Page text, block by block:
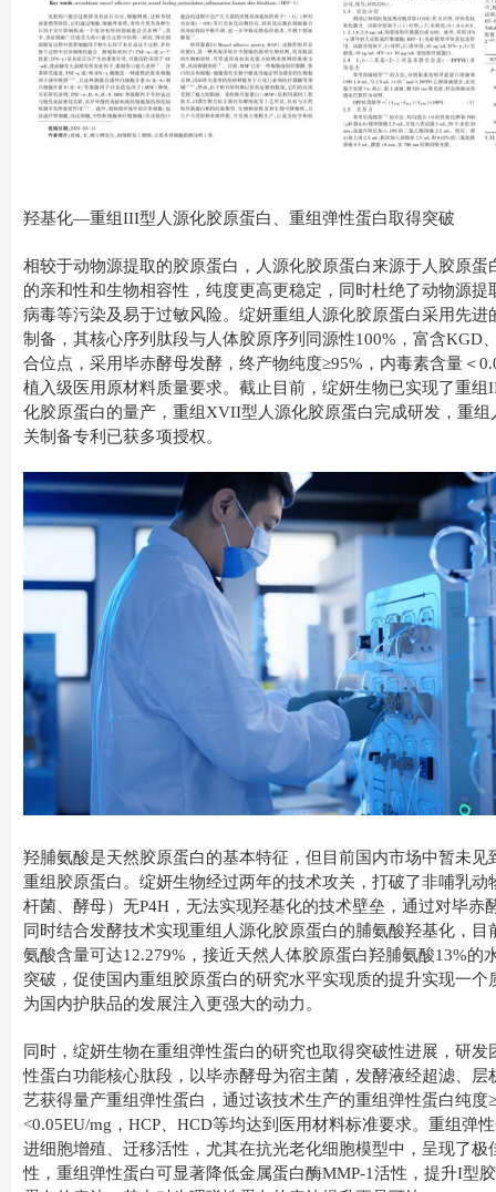
羟基化—重组III型人源化胶原蛋白、重组弹性蛋白取得突破
相较于动物源提取的胶原蛋白，人源化胶原蛋白来源于人胶原蛋
的亲和性和生物相容性，纯度更高更稳定，同时杜绝了动物源提
病毒等污染及易于过敏风险。绽妍重组人源化胶原蛋白采用先进
制备，其核心序列肽段与人体胶原序列同源性100%，富含KGD
合位点，采用毕赤酵母发酵，终产物纯度≥95%，内毒素含量＜
植入级医用原材料质量要求。截止目前，绽妍生物已实现了重
化胶原蛋白的量产，重组XVII型人源化胶原蛋白完成研发，重组
关制备专利已获多项授权。
羟脯氨酸是天然胶原蛋白的基本特征，但目前国内市场中暂未见
重组胶原蛋白。绽妍生物经过两年的技术攻关，打破了非哺乳动
杆菌、酵母）无P4H，无法实现羟基化的技术壁垒，通过对毕赤
同时结合发酵技术实现重组人源化胶原蛋白的脯氨酸羟基化，目
氨酸含量可达12.279%，接近天然人体胶原蛋白羟脯氨酸13%的
突破，促使国内重组胶原蛋白的研究水平实现质的提升实现一个
为国内护肤品的发展注入更强大的动力。
同时，绽妍生物在重组弹性蛋白的研究也取得突破性进展，研发
性蛋白功能核心肽段，以毕赤酵母为宿主菌，发酵液经超滤、层
艺获得量产重组弹性蛋白，通过该技术生产的重组弹性蛋白纯度
<0.05EU/mg，HCP、HCD等均达到医用材料标准要求。重组弹
进细胞增殖、迁移活性，尤其在抗光老化细胞模型中，呈现了极
性，重组弹性蛋白可显著降低金属蛋白酶MMP-1活性，提升I型